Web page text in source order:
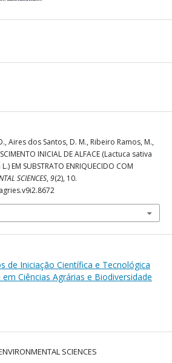
Aires dos Santos, D. M., Ribeiro Ramos, M.,
INICIAL DE ALFACE (Lactuca sativa
EM SUBSTRATO ENRIQUECIDO COM
SCIENCES, 9(2), 10.
de Iniciação Científica e Tecnológica
Ciências Agrárias e Biodiversidade
SCIENCES